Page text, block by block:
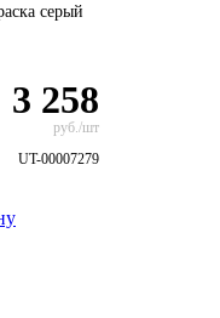
серый
3 258
руб./шт
UT-00007279